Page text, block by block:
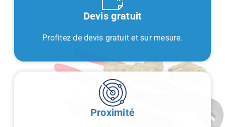
Devis gratuit
Profitez de devis gratuit et sur mesure.
Proximité